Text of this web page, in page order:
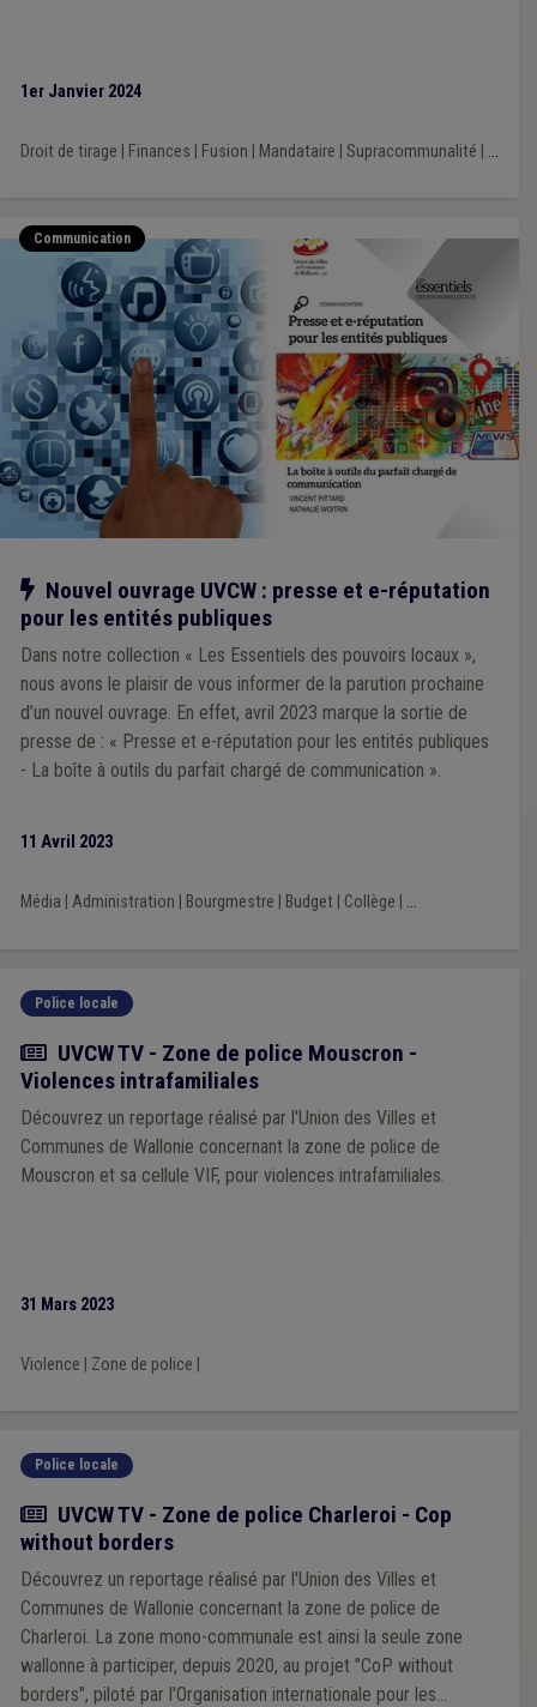
1er Janvier 2024
Droit de tirage Finances Fusion Mandataire Supracommunalité ...
Communication
Notre action
Nouvel ouvrage UVCW : presse et e-réputation
pour les entités publiques
Dans notre collection « Les Essentiels des pouvoirs locaux »,
nous avons le plaisir de vous informer de la parution prochaine
d’un nouvel ouvrage. En effet, avril 2023 marque la sortie de
presse de : « Presse et e-réputation pour les entités publiques
- La boîte à outils du parfait chargé de communication ».
11 Avril 2023
Média Administration Bourgmestre Budget| Collège ...
Police locale
Actualité
UVCW TV - Zone de police Mouscron -
Violences intrafamiliales
Découvrez un reportage réalisé par l'Union des Villes et
Communes de Wallonie concernant la zone de police de
Mouscron et sa cellule VIF, pour violences intrafamiliales.
31 Mars 2023
Violence Zone de police
Police locale
Actualité
UVCW TV - Zone de police Charleroi - Cop
without borders
Découvrez un reportage réalisé par l'Union des Villes et
Communes de Wallonie concernant la zone de police de
Charleroi. La zone mono-communale est ainsi la seule zone
wallonne à participer, depuis 2020, au projet "CoP without
borders", piloté par l'Organisation internationale pour les